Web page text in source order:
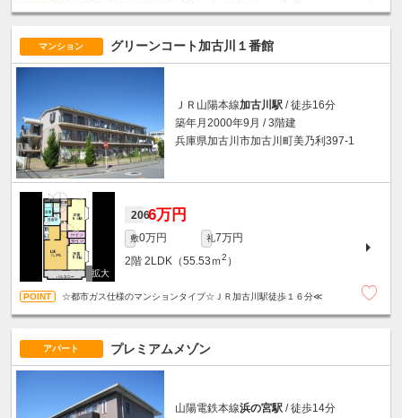
マンション グリーンコート加古川１番館
ＪＲ山陽本線加古川駅 / 徒歩16分
築年月2000年9月 / 3階建
兵庫県加古川市加古川町美乃利397-1
2066万円
敷0万円 礼7万円
2階 2LDK（55.53ｍ2 ）
☆都市ガス仕様のマンションタイプ☆ＪＲ加古川駅徒歩１６分≪
アパート プレミアムメゾン
山陽電鉄本線浜の宮駅 / 徒歩14分